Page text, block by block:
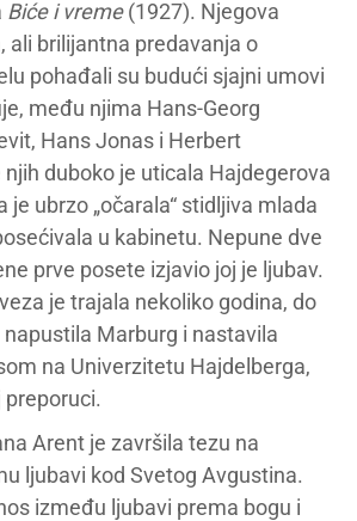
Biće i vreme(1927). Njegova
ali brilijantna predavanja o
pohađali su budući sjajni umovi
među njima Hans-Georg
Hans Jonas i Herbert
duboko je uticala Hajdegerova
je ubrzo „očarala“ stidljiva mlada
u kabinetu. Nepune dve
prve posete izjavio joj je ljubav.
je trajala nekoliko godina, do
napustila Marburg i nastavila
na Univerzitetu Hajdelberga,
Arent je završila tezu na
ljubavi kod Svetog Avgustina.
između ljubavi prema bogu i